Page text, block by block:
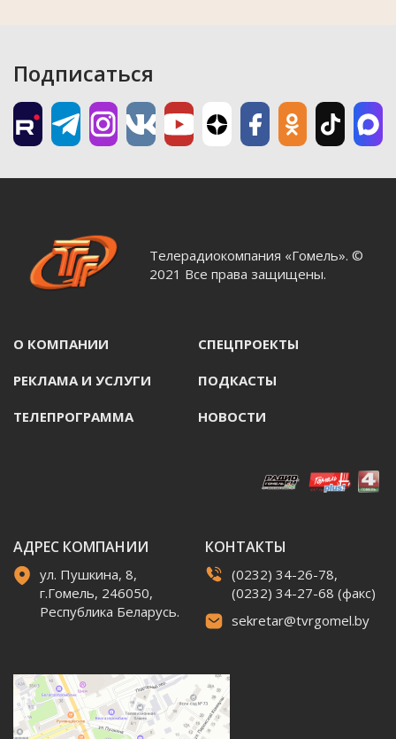
Подписаться
Телерадиокомпания «Гомель». ©
2021 Все права защищены.
О КОМПАНИИ СПЕЦПРОЕКТЫ
РЕКЛАМА И УСЛУГИ ПОДКАСТЫ
ТЕЛЕПРОГРАММА НОВОСТИ
АДРЕС КОМПАНИИ
ул. Пушкина, 8,
г.Гомель, 246050,
Республика Беларусь.
КОНТАКТЫ
(0232) 34-26-78,
(0232) 34-27-68 (факс)
sekretar@tvrgomel.by